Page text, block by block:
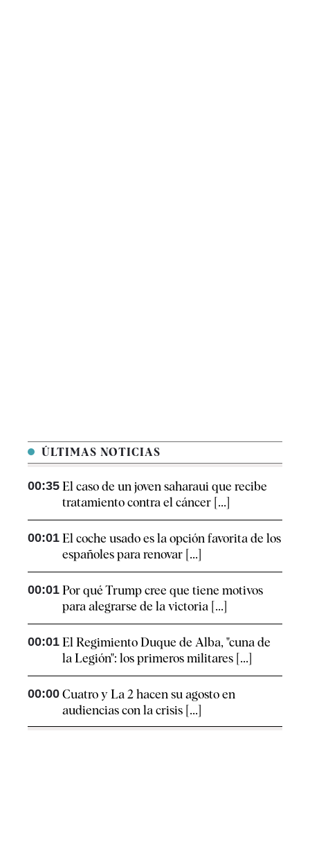
ÚLTIMAS NOTICIAS
00:35 El caso de un joven saharaui que recibe
tratamiento contra el cáncer [...]
00:01 El coche usado es la opción favorita de los
españoles para renovar [...]
00:01 Por qué Trump cree que tiene motivos
para alegrarse de la victoria [...]
00:01 El Regimiento Duque de Alba, "cuna de
la Legión": los primeros militares [...]
00:00 Cuatro y La 2 hacen su agosto en
audiencias con la crisis [...]